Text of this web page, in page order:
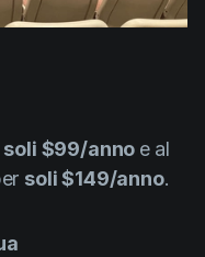
soli $99/anno e al
soli $149/anno.